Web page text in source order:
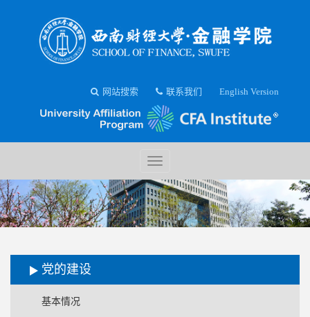
English Version
联系我们
网站搜索
党的建设
基本情况